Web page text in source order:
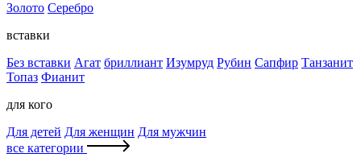
Золото Серебро
вставки
Без вставки Агат бриллиант Изумруд Рубин Сапфир Танзанит
Топаз Фианит
для кого
Для детей Для женщин Для мужчин
все категории